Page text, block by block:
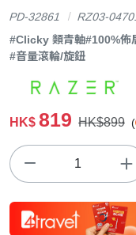
PD-32861
RZ03-
#Clicky 類青軸#100%佈
#音量滾輪/旋鈕
HK$ 819 HK$899 (